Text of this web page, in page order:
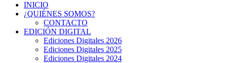
INICIO
¿QUIÉNES SOMOS?
CONTACTO
EDICIÓN DIGITAL
Ediciones Digitales 2026
Ediciones Digitales 2025
Ediciones Digitales 2024